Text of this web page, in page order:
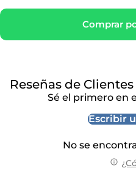
Comprar
Reseñas de Clientes
Sé el primero en
Escribir
No se